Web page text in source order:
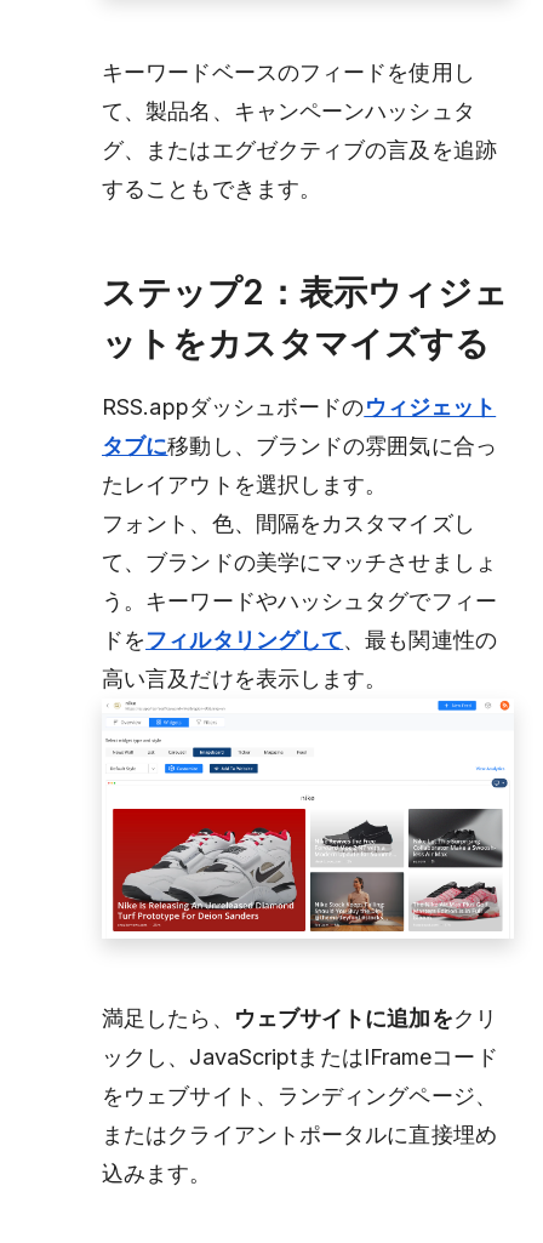
キーワードベースのフィードを使用し
て、製品名、キャンペーンハッシュタ
グ、またはエグゼクティブの言及を追跡
することもできます。
ステップ2：表示ウィジェ
ットをカスタマイズする
RSS.appダッシュボードのウィジェット
タブに移動し、ブランドの雰囲気に合っ
たレイアウトを選択します。
フォント、色、間隔をカスタマイズし
て、ブランドの美学にマッチさせましょ
う。キーワードやハッシュタグでフィー
ドをフィルタリングして、最も関連性の
高い言及だけを表示します。
満足したら、 ウェブサイトに追加をクリ
ックし、JavaScriptまたはIFrameコード
をウェブサイト、ランディングページ、
またはクライアントポータルに直接埋め
込みます。